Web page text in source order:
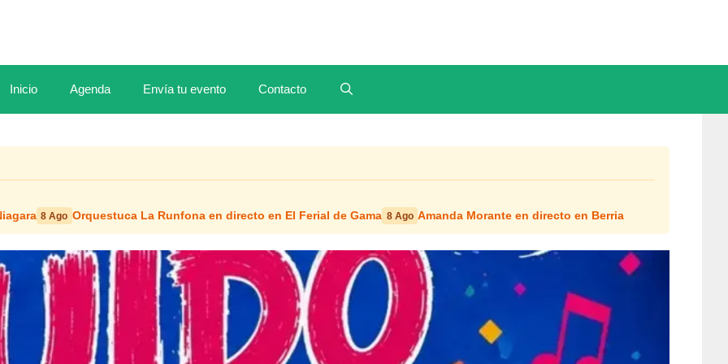
Inicio Agenda Envía tu evento Contacto
8 Ago Orquestuca La Runfona en directo en El Ferial de Gama 8 Ago Amanda Morante en directo en Berria